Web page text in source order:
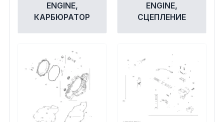
ENGINE,
КАРБЮРАТОР
ENGINE,
СЦЕПЛЕНИЕ